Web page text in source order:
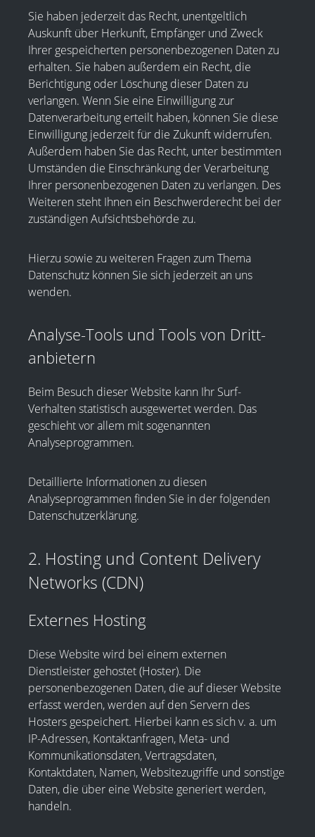
Sie haben jederzeit das Recht, unentgeltlich
Auskunft über Herkunft, Empfänger und Zweck
Ihrer gespeicherten personenbezogenen Daten zu
erhalten. Sie haben außerdem ein Recht, die
Berichtigung oder Löschung dieser Daten zu
verlangen. Wenn Sie eine Einwilligung zur
Datenverarbeitung erteilt haben, können Sie diese
Einwilligung jederzeit für die Zukunft widerrufen.
Außerdem haben Sie das Recht, unter bestimmten
Umständen die Einschränkung der Verarbeitung
Ihrer personenbezogenen Daten zu verlangen. Des
Weiteren steht Ihnen ein Beschwerderecht bei der
zuständigen Aufsichtsbehörde zu.
Hierzu sowie zu weiteren Fragen zum Thema
Datenschutz können Sie sich jederzeit an uns
wenden.
Analyse-Tools und Tools von Dritt­
anbietern
Beim Besuch dieser Website kann Ihr Surf-
Verhalten statistisch ausgewertet werden. Das
geschieht vor allem mit sogenannten
Analyseprogrammen.
Detaillierte Informationen zu diesen
Analyseprogrammen finden Sie in der folgenden
Datenschutzerklärung.
2. Hosting und Content Delivery
Networks (CDN)
Externes Hosting
Diese Website wird bei einem externen
Dienstleister gehostet (Hoster). Die
personenbezogenen Daten, die auf dieser Website
erfasst werden, werden auf den Servern des
Hosters gespeichert. Hierbei kann es sich v. a. um
IP-Adressen, Kontaktanfragen, Meta- und
Kommunikationsdaten, Vertragsdaten,
Kontaktdaten, Namen, Websitezugriffe und sonstige
Daten, die über eine Website generiert werden,
handeln.